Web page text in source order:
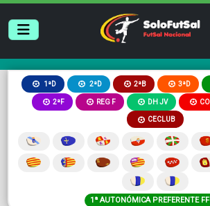
1ªD 2ªD 2ªB 3ªD
2ªF REG F DH JV
CECLUB
1ª AUTONÓMICA PREFERENTE